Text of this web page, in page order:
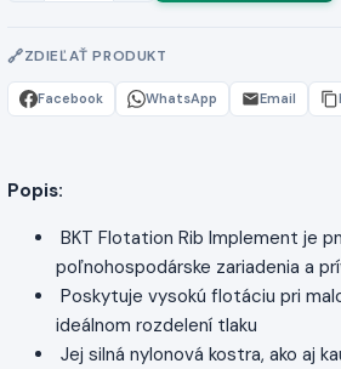
ZDIEĽAŤ PRODUKT
Facebook WhatsApp Email
Popis:
BKT Flotation Rib Implement je
poľnohospodárske zariadenia a
Poskytuje vysokú flotáciu pri
ideálnom rozdelení tlaku
Jej silná nylonová kostra, ako aj